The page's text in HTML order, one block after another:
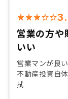
営業の方や
いい
営業マンが良
不動産投資自
拭